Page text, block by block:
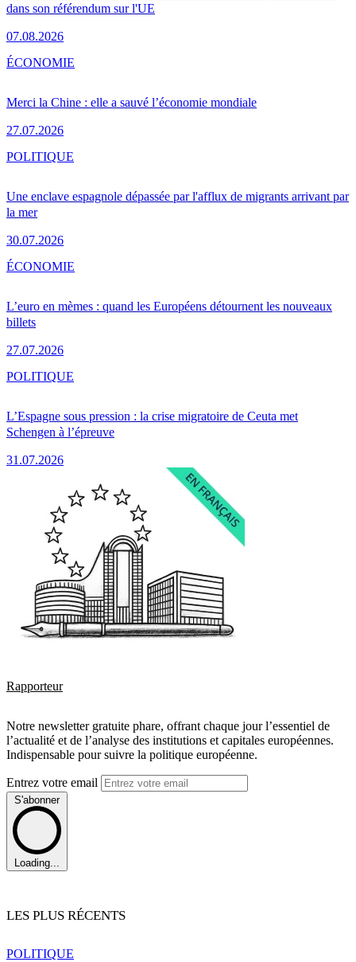
dans son référendum sur l'UE
07.08.2026
Merci la Chine : elle a sauvé l’économie mondiale
27.07.2026
ÉCONOMIE
Une enclave espagnole dépassée par l'afflux de migrants arrivant par
la mer
30.07.2026
POLITIQUE
L’euro en mèmes : quand les Européens détournent les nouveaux
billets
27.07.2026
ÉCONOMIE
L’Espagne sous pression : la crise migratoire de Ceuta met
Schengen à l’épreuve
31.07.2026
POLITIQUE
Rapporteur
Notre newsletter gratuite phare, offrant chaque jour l’essentiel de
l’actualité et de l’analyse des institutions et capitales européennes.
Indispensable pour suivre la politique européenne.
Entrez votre email
S'abonner
Loading...
LES PLUS RÉCENTS
POLITIQUE